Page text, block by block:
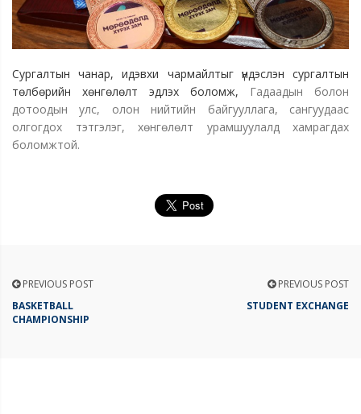
Сургалтын чанар, идэвхи чармайлтыг үндэслэн сургалтын
төлбөрийн хөнгөлөлт эдлэх боломж, Гадаадын болон
дотоодын улс, олон нийтийн байгууллага, сангуудаас
олгогдох тэтгэлэг, хөнгөлөлт урамшуулалд хамрагдах
боломжтой.
PREVIOUS POST
BASKETBALL
CHAMPIONSHIP
PREVIOUS POST
STUDENT EXCHANGE